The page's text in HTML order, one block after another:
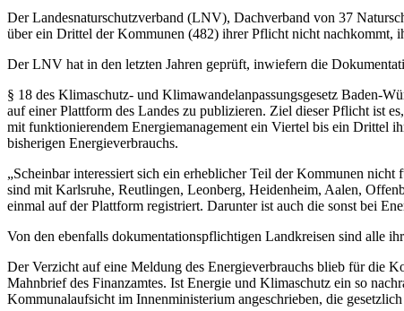
Der Landesnaturschutzverband (LNV), Dachverband von 37
über ein Drittel der Kommunen (482) ihrer Pflicht nicht nachkommt,
Der LNV hat in den letzten Jahren geprüft, inwiefern die
§ 18 des Klimaschutz- und Klimawandelanpassungsgesetz Baden-
auf einer Plattform des Landes zu publizieren. Ziel dieser Pflicht ist
mit funktionierendem Energiemanagement ein Viertel bis ein Drittel
bisherigen Energieverbrauchs.
„Scheinbar interessiert sich ein erheblicher Teil der Kommunen
sind mit Karlsruhe, Reutlingen, Leonberg, Heidenheim, Aalen,
einmal auf der Plattform registriert. Darunter ist auch die sonst bei
Von den ebenfalls dokumentationspflichtigen Landkreisen sind alle
Der Verzicht auf eine Meldung des Energieverbrauchs blieb für die
Mahnbrief des Finanzamtes. Ist Energie und Klimaschutz ein so
Kommunalaufsicht im Innenministerium angeschrieben, die